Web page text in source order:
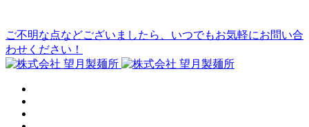
ご不明な点などございましたら、いつでもお気軽にお問い合
わせください！